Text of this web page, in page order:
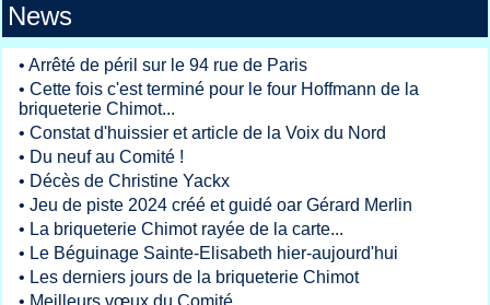
News
• Arrêté de péril sur le 94 rue de Paris
• Cette fois c'est terminé pour le four Hoffmann de la
briqueterie Chimot...
• Constat d'huissier et article de la Voix du Nord
• Du neuf au Comité !
• Décès de Christine Yackx
• Jeu de piste 2024 créé et guidé oar Gérard Merlin
• La briqueterie Chimot rayée de la carte...
• Le Béguinage Sainte-Elisabeth hier-aujourd'hui
• Les derniers jours de la briqueterie Chimot
• Meilleurs vœux du Comité